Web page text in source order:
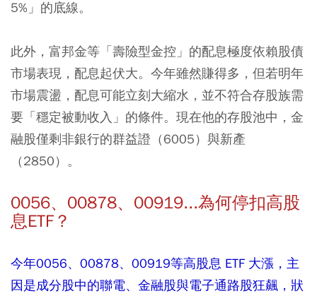
5%」的底線。
此外，富邦金等「壽險型金控」的配息極度依賴股債
市場表現，配息起伏大。今年雖然賺得多，但若明年
市場震盪，配息可能立刻大縮水，並不符合存股族需
要「穩定被動收入」的條件。現在他的存股池中，金
融股僅剩非銀行的群益證 （6005）與新產
（2850）。
0056、00878、00919...為何停扣高股
息ETF？
今年0056、00878、00919等高股息 ETF 大漲，主
因是成分股中的聯電、金融股與電子通路股狂飆，狀